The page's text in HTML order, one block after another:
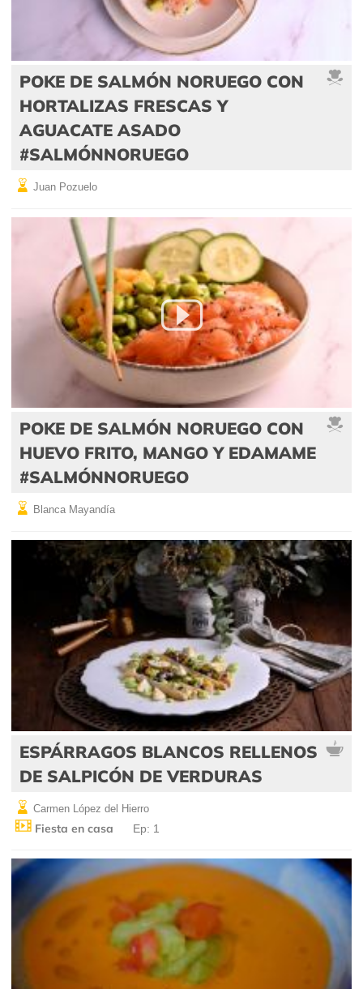
POKE DE SALMÓN NORUEGO CON
HORTALIZAS FRESCAS Y
AGUACATE ASADO
#SALMÓNNORUEGO
Juan Pozuelo
POKE DE SALMÓN NORUEGO CON
HUEVO FRITO, MANGO Y EDAMAME
#SALMÓNNORUEGO
Blanca Mayandía
ESPÁRRAGOS BLANCOS RELLENOS
DE SALPICÓN DE VERDURAS
Carmen López del Hierro
Fiesta en casa Ep: 1